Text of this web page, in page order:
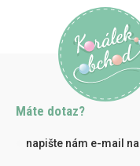
Máte dotaz?
napište nám e-mail na